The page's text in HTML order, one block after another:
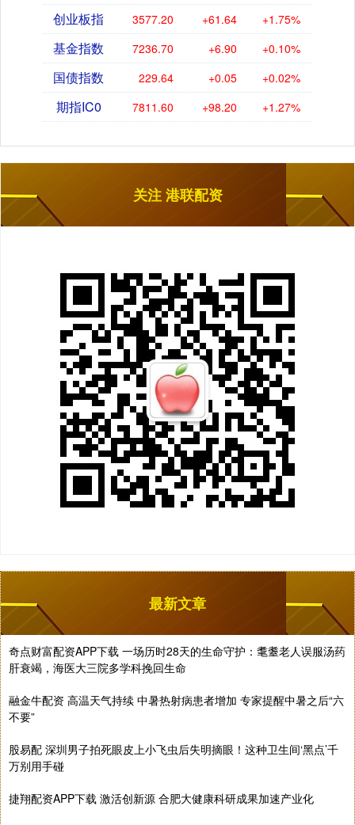
创业板指 3577.20 +61.64 +1.75%
基金指数 7236.70 +6.90 +0.10%
国债指数 229.64 +0.05 +0.02%
期指IC0 7811.60 +98.20 +1.27%
关注 港联配资
最新文章
奇点财富配资APP下载 一场历时28天的生命守护：耄耋老人误服汤药
肝衰竭，海医大三院多学科挽回生命
融金牛配资 高温天气持续 中暑热射病患者增加 专家提醒中暑之后“六
不要”
股易配 深圳男子拍死眼皮上小飞虫后失明摘眼！这种卫生间‘黑点’千
万别用手碰
捷翔配资APP下载 激活创新源 合肥大健康科研成果加速产业化